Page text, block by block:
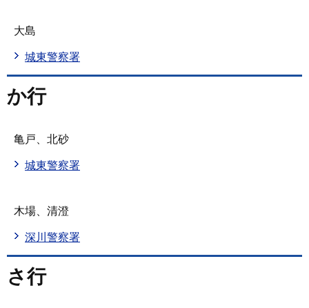
大島
城東警察署
か行
亀戸、北砂
城東警察署
木場、清澄
深川警察署
さ行